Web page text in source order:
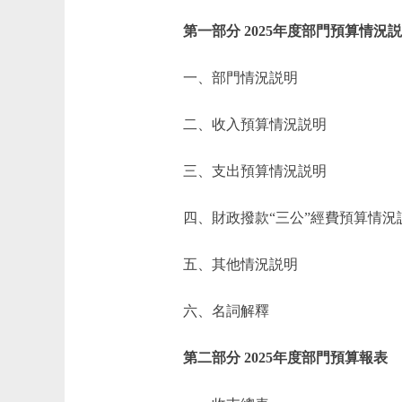
第一部分 2025年度部門預算情況
一、部門情況説明
二、收入預算情況説明
三、支出預算情況説明
四、財政撥款“三公”經費預算情況
五、其他情況説明
六、名詞解釋
第二部分 2025年度部門預算報表